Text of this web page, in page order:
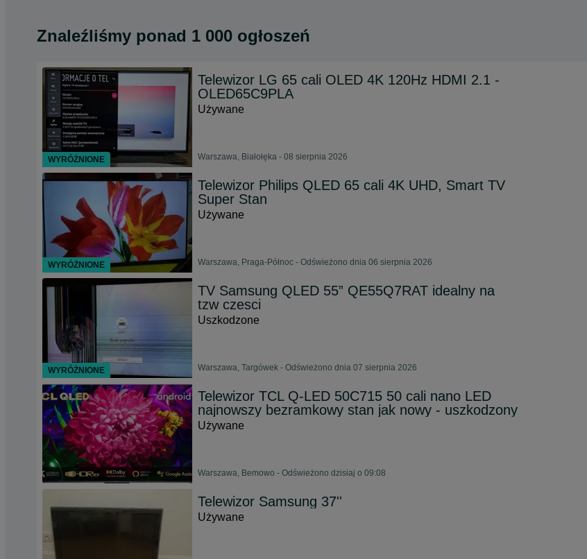
Znaleźliśmy ponad 1 000 ogłoszeń
Telewizor LG 65 cali OLED 4K 120Hz HDMI 2.1 -
OLED65C9PLA
Używane
Warszawa, Białołęka - 08 sierpnia 2026
Telewizor Philips QLED 65 cali 4K UHD, Smart TV
Super Stan
Używane
Warszawa, Praga-Północ - Odświeżono dnia 06 sierpnia 2026
TV Samsung QLED 55” QE55Q7RAT idealny na
tzw czesci
Uszkodzone
Warszawa, Targówek - Odświeżono dnia 07 sierpnia 2026
Telewizor TCL Q-LED 50C715 50 cali nano LED
najnowszy bezramkowy stan jak nowy - uszkodzony
Używane
Warszawa, Bemowo - Odświeżono dzisiaj o 09:08
Telewizor Samsung 37''
Używane
WYRÓŻNIONE
WYRÓŻNIONE
WYRÓŻNIONE